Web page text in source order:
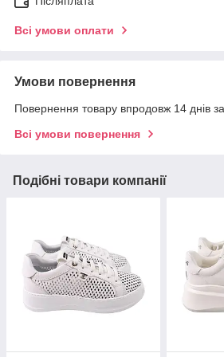
Всі умови оплати
Умови повернення
Повернення товару впродовж 14 днів
Всі умови повернення
Подібні товари компанії